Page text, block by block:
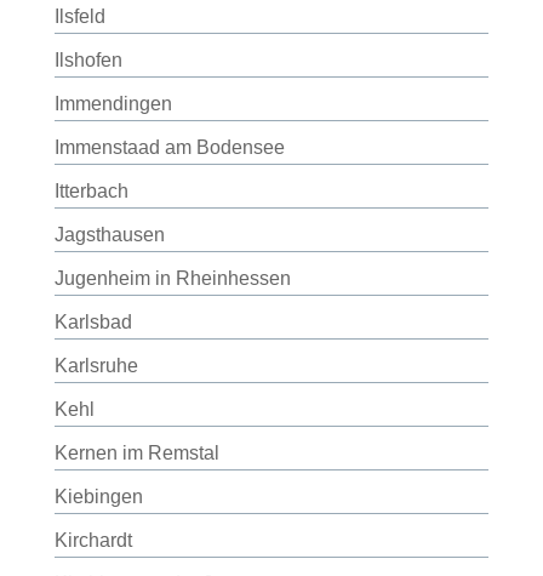
Ilsfeld
Ilshofen
Immendingen
Immenstaad am Bodensee
Itterbach
Jagsthausen
Jugenheim in Rheinhessen
Karlsbad
Karlsruhe
Kehl
Kernen im Remstal
Kiebingen
Kirchardt